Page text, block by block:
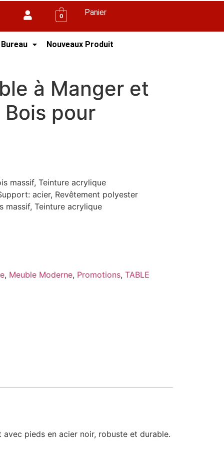
0 Panier
Nouveaux Produit
à Manger et
pour
massif, Teinture acrylique
acier, Revêtement polyester
massif, Teinture acrylique
, Meuble Moderne, Promotions,TABLE
pieds en acier noir, robuste et durable.